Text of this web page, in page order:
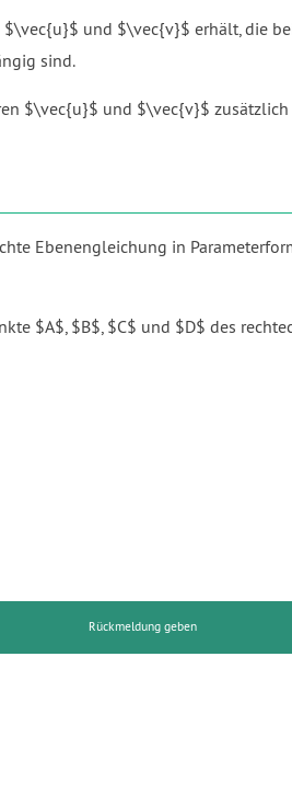
und $\vec{v}$ erhält, die
sind.
$\vec{u}$ und $\vec{v}$
Ebenengleichung in
$A$, $B$, $C$ und $D$ des
Rückmeldung geben